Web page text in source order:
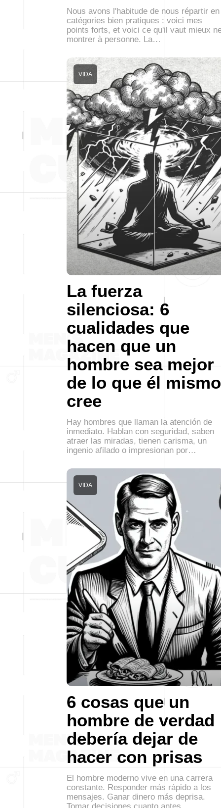
Nous avons l'habitude de nous répartir en
catégories bien pratiques : voici mes
points forts, et voici ce qu'il vaut mieux
montrer à personne. La…
La fuerza
silenciosa: 6
cualidades que
hacen que un
hombre sea mejor
de lo que él mismo
cree
VIDA
Hay hombres que llaman la atención de
inmediato. Hablan con seguridad, saben
atraer las miradas, tienen carisma, un
ingenio afilado o impresionan por…
6 cosas que un
hombre de verdad
debería dejar de
hacer con prisas
VIDA
El hombre moderno vive en una carrera
constante. Responder más rápido a los
mensajes. Ganar dinero más deprisa.